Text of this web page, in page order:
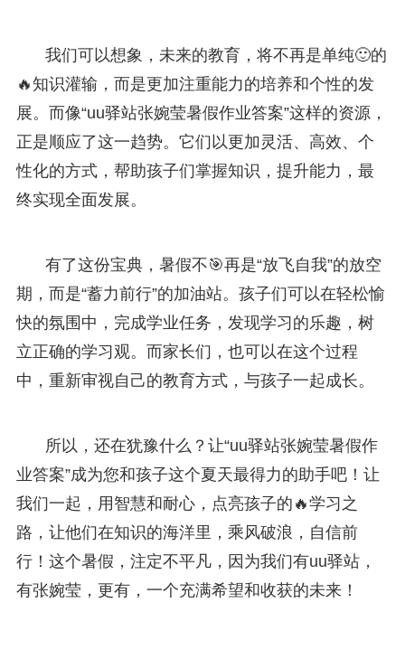
我们可以想象，未来的教育，将不再是单纯🙂的
🔥知识灌输，而是更加注重能力的培养和个性的发
展。而像“uu驿站张婉莹暑假作业答案”这样的资源，
正是顺应了这一趋势。它们以更加灵活、高效、个
性化的方式，帮助孩子们掌握知识，提升能力，最
终实现全面发展。
有了这份宝典，暑假不🎯再是“放飞自我”的放空
期，而是“蓄力前行”的加油站。孩子们可以在轻松愉
快的氛围中，完成学业任务，发现学习的乐趣，树
立正确的学习观。而家长们，也可以在这个过程
中，重新审视自己的教育方式，与孩子一起成长。
所以，还在犹豫什么？让“uu驿站张婉莹暑假作
业答案”成为您和孩子这个夏天最得力的助手吧！让
我们一起，用智慧和耐心，点亮孩子的🔥学习之
路，让他们在知识的海洋里，乘风破浪，自信前
行！这个暑假，注定不平凡，因为我们有uu驿站，
有张婉莹，更有，一个充满希望和收获的未来！